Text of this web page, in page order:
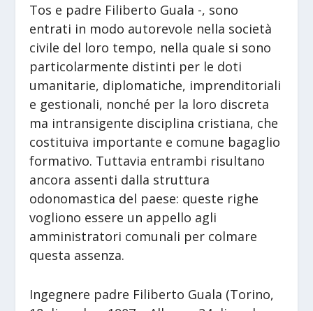
Tos e padre Filiberto Guala -, sono
entrati in modo autorevole nella società
civile del loro tempo, nella quale si sono
particolarmente distinti per le doti
umanitarie, diplomatiche, imprenditoriali
e gestionali, nonché per la loro discreta
ma intransigente disciplina cristiana, che
costituiva importante e comune bagaglio
formativo. Tuttavia entrambi risultano
ancora assenti dalla struttura
odonomastica del paese: queste righe
vogliono essere un appello agli
amministratori comunali per colmare
questa assenza.
Ingegnere padre Filiberto Guala (Torino,